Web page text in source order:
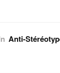
Anti-